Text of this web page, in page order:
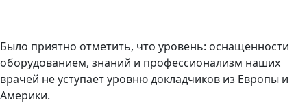
Было приятно отметить, что уровень: оснащенности
оборудованием, знаний и профессионализм наших
врачей не уступает уровню докладчиков из Европы и
Америки.